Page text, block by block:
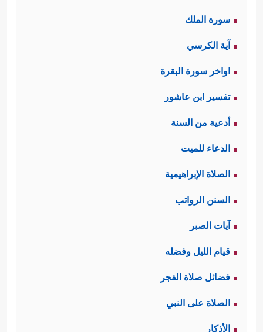
سورة الملك
آية الكرسي
اواخر سورة البقرة
تفسير ابن عاشور
أدعية من السنة
الدعاء للميت
الصلاة الإبراهيمية
السنن الرواتب
آيات الصبر
قيام الليل وفضله
فضائل صلاة الفجر
الصلاة على النبي
الأذكار